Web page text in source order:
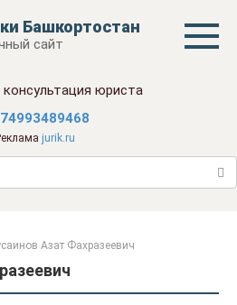
Башкортостан
сайт
консультация юриста
jurik.ru
Азат Фахразеевич